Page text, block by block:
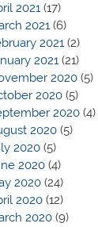
2021(17)
2021(6)
2021(2)
2021(21)
2020(5)
2020(5)
2020(4)
2020(5)
2020(5)
2020(4)
2020(24)
2020(12)
2020(9)